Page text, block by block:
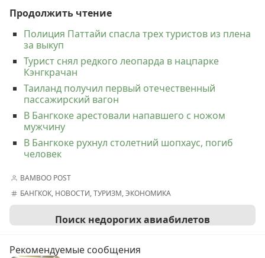
Продолжить чтение
Полиция Паттайи спасла трех туристов из плена
за выкуп
Турист снял редкого леопарда в нацпарке
Кэнгкрачан
Таиланд получил первый отечественный
пассажирский вагон
В Бангкоке арестовали напавшего с ножом
мужчину
В Бангкоке рухнул столетний шопхаус, погиб
человек
BAMBOO POST
БАНГКОК, НОВОСТИ,ТУРИЗМ,ЭКОНОМИКА
Поиск недорогих авиабилетов
Рекомендуемые сообщения